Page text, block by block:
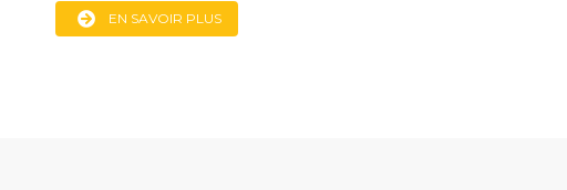
EN SAVOIR PLUS